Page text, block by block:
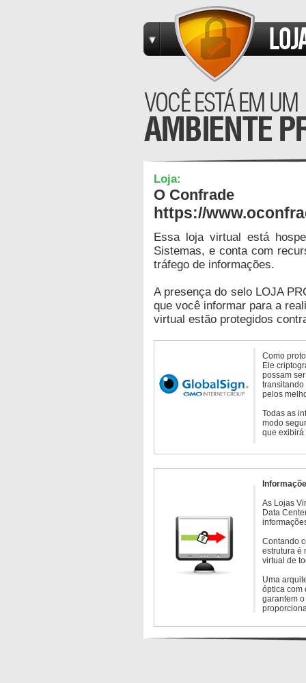
Loja:
O Confrade
https://
Essa loja virtual está
Sistemas, e conta com
tráfego de informações.
A presença do selo LOJA
que você informar para a
virtual estão protegidos
Como
Ele
possam
transitando
pelos
Todas as
modo
que exibirá
As Lojas
Data
Contando
estrutura é
virtual de
Uma
óptica com
garantem